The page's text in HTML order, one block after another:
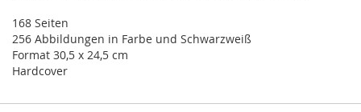
168 Seiten
256 Abbildungen in Farbe und Schwarzweiß
Format 30,5 x 24,5 cm
Hardcover